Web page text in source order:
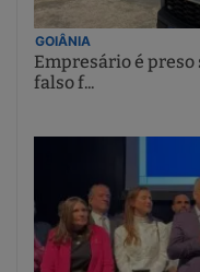
GOIÂNIA
Empresário é
falso f...